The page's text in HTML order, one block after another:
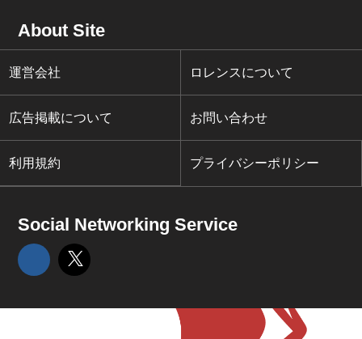
About Site
運営会社 ロレンスについて
広告掲載について お問い合わせ
利用規約 プライバシーポリシー
Social Networking Service